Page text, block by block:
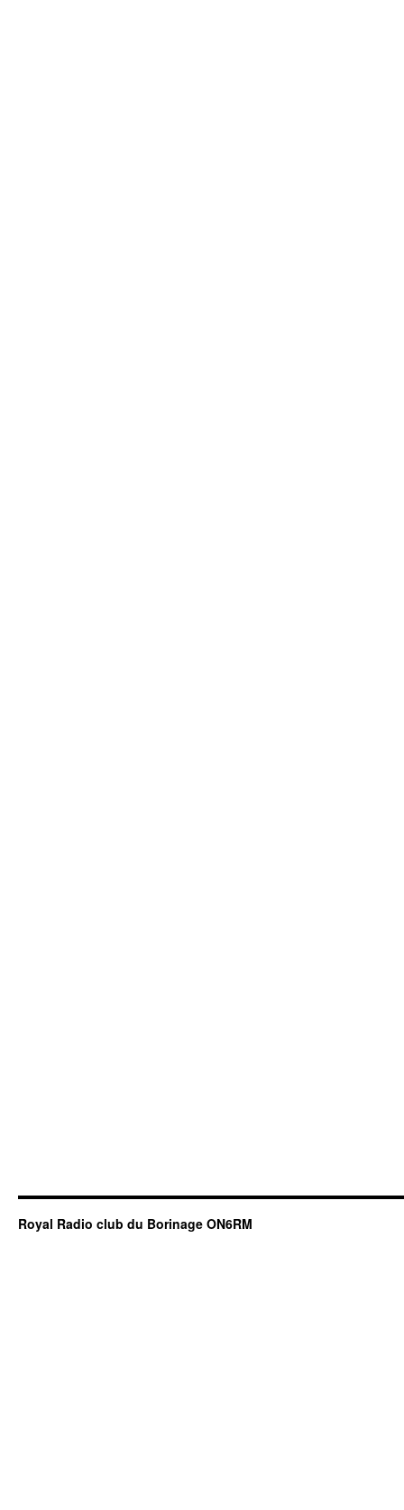
Royal Radio club du Borinage ON6RM